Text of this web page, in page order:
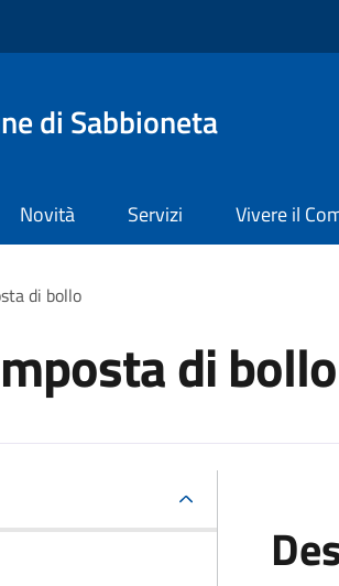
di Sabbioneta
Novità Servizi Vivere il
di bollo
di bollo